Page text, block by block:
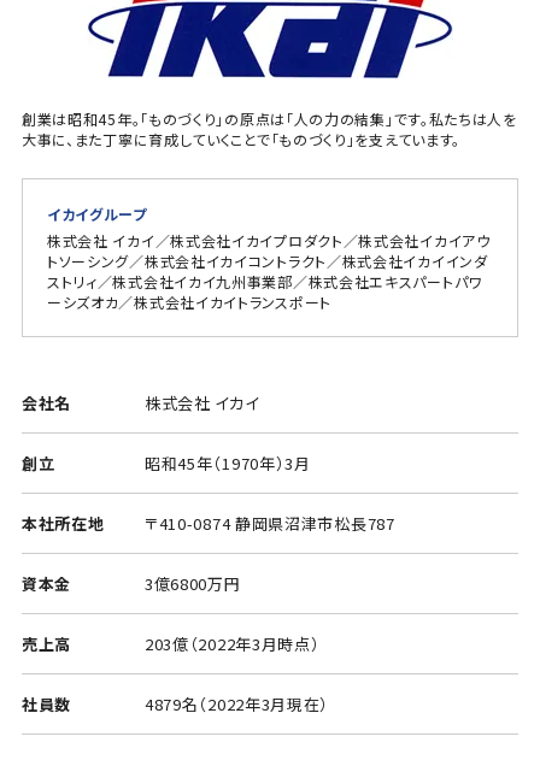
創業は昭和45年。「ものづくり」の原点は「人の力の結集」です。私たちは人を
大事に、また丁寧に育成していくことで「ものづくり」を支えています。
イカイグループ
株式会社 イカイ／株式会社イカイプロダクト／株式会社イカイアウ
トソーシング／株式会社イカイコントラクト／株式会社イカイインダ
ストリィ／株式会社イカイ九州事業部／株式会社エキスパートパワ
ーシズオカ／株式会社イカイトランスポート
会社名 株式会社 イカイ
創立 昭和45年（1970年）3月
本社所在地 〒410-0874 静岡県沼津市松長787
資本金 3億6800万円
売上高 203億（2022年3月時点）
社員数 4879名（2022年3月現在）